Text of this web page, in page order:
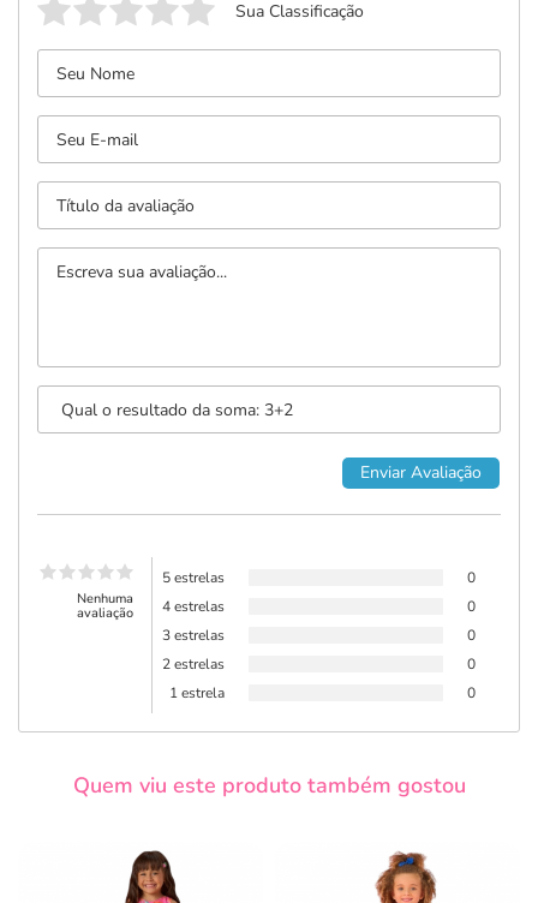
Sua Classificação
Nenhuma
avaliação
5 estrelas
0
4 estrelas
0
3 estrelas
0
2 estrelas
0
1 estrela
0
Quem viu este produto também gostou